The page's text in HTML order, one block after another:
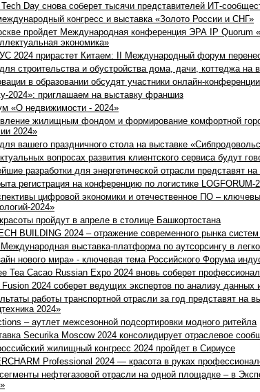
Day снова соберет тысячи представителей ИТ-
конгресс и выставка «Золото России и СНГ»
пройдет Международная конференция ЭРА IP Quorum
экономика»
2024 прирастет Китаем: II Международный форум
строительства и обустройства дома, дачи, коттеджа на
в образовании обсудят участники онлайн-
2024»: приглашаем на выставку франшиз
«О недвижимости - 2024»
жилищным фондом и формирование комфортной
2024»
вашего праздничного стола на выставке
вопросах развития клиентского сервиса будут
разработки для энергетической отрасли представят
регистрация на конференцию по логистике LOGFORUM-
цифровой экономики и отечественное ПО –
2024»
пройдут в апреле в столице Башкортостана
BUILDING 2024 – отражение современного рынка
выставка-платформа по аутсорсингу в
нового мира» - ключевая тема Российского Форума
Tea Cacao Russian Expo 2024 вновь соберет
Fusion 2024 соберет ведущих экспертов по анализу данных
работы транспортной отрасли за год представят на
2024»
– аутлет межсезонной подсортировки модного ритейла
Securika Moscow 2024 консолидирует отраслевое
жилищный конгресс 2024 пройдет в Сириусе
Professional 2024 — красота в руках
нефтегазовой отрасли на одной площадке – в